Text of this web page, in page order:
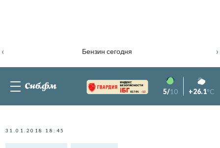
Бензин сегодня
‹ ›
82.76% -1.2 5/10 +26.1°C
31.01.2018 18:45